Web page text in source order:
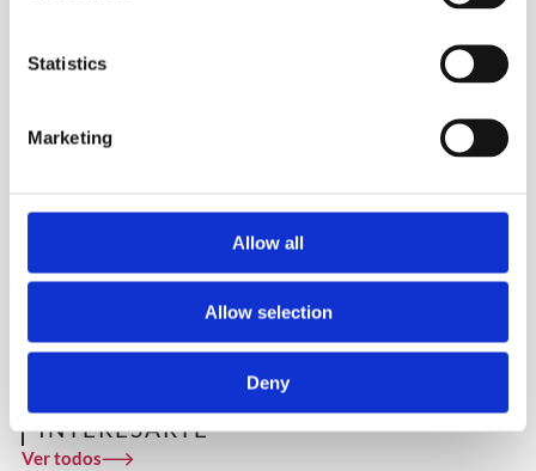
Statistics
Marketing
Allow all
Allow selection
Deny
Singular Chardonnay Fósiles
de Mar
BODEGA CERRO DEL TORO
INTERESARTE
Ver todos